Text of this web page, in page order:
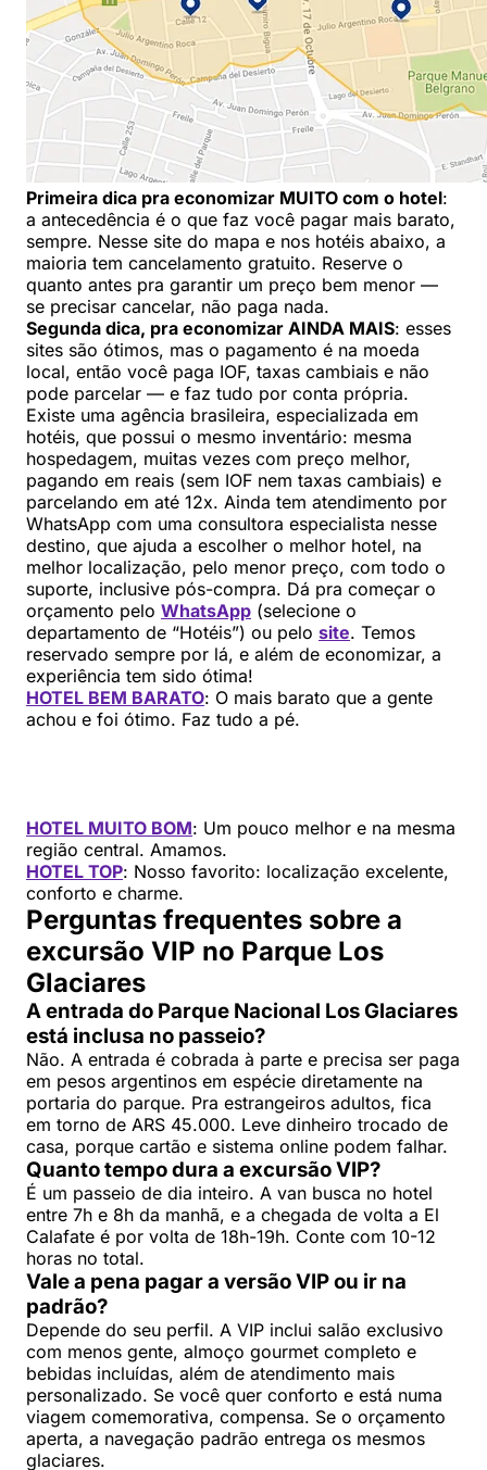
Primeira dica pra economizar MUITO com o hotel:
a antecedência é o que faz você pagar mais barato,
sempre. Nesse site do mapa e nos hotéis abaixo, a
maioria tem cancelamento gratuito. Reserve o
quanto antes pra garantir um preço bem menor —
se precisar cancelar, não paga nada.
Segunda dica, pra economizar AINDA MAIS: esses
sites são ótimos, mas o pagamento é na moeda
local, então você paga IOF, taxas cambiais e não
pode parcelar — e faz tudo por conta própria.
Existe uma agência brasileira, especializada em
hotéis, que possui o mesmo inventário: mesma
hospedagem, muitas vezes com preço melhor,
pagando em reais (sem IOF nem taxas cambiais) e
parcelando em até 12x. Ainda tem atendimento por
WhatsApp com uma consultora especialista nesse
destino, que ajuda a escolher o melhor hotel, na
melhor localização, pelo menor preço, com todo o
suporte, inclusive pós-compra. Dá pra começar o
orçamento pelo WhatsApp (selecione o
departamento de “Hotéis”) ou pelo site. Temos
reservado sempre por lá, e além de economizar, a
experiência tem sido ótima!
HOTEL BEM BARATO: O mais barato que a gente
achou e foi ótimo. Faz tudo a pé.
HOTEL MUITO BOM: Um pouco melhor e na mesma
região central. Amamos.
HOTEL TOP: Nosso favorito: localização excelente,
conforto e charme.
Perguntas frequentes sobre a
excursão VIP no Parque Los
Glaciares
A entrada do Parque Nacional Los Glaciares
está inclusa no passeio?
Não. A entrada é cobrada à parte e precisa ser paga
em pesos argentinos em espécie diretamente na
portaria do parque. Pra estrangeiros adultos, fica
em torno de ARS 45.000. Leve dinheiro trocado de
casa, porque cartão e sistema online podem falhar.
Quanto tempo dura a excursão VIP?
É um passeio de dia inteiro. A van busca no hotel
entre 7h e 8h da manhã, e a chegada de volta a El
Calafate é por volta de 18h-19h. Conte com 10-12
horas no total.
Vale a pena pagar a versão VIP ou ir na
padrão?
Depende do seu perfil. A VIP inclui salão exclusivo
com menos gente, almoço gourmet completo e
bebidas incluídas, além de atendimento mais
personalizado. Se você quer conforto e está numa
viagem comemorativa, compensa. Se o orçamento
aperta, a navegação padrão entrega os mesmos
glaciares.